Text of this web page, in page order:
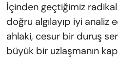
İçinden geçtiğimiz
doğru algılayıp iyi analiz
ahlaki, cesur bir duruş
büyük bir uzlaşmanın